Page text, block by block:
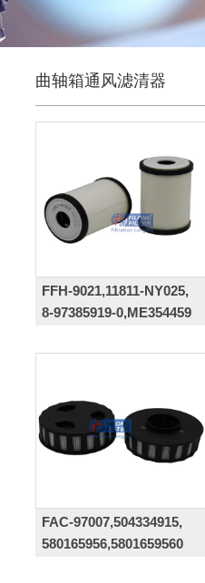
油水分离器总成系列
变速箱滤清器系列
曲轴箱通风滤清器
其它滤清器产品
曲轴箱通风滤清器
FFH-9021,11811-NY025,
8-97385919-0,ME354459
FAC-97007,504334915,
580165956,5801659560